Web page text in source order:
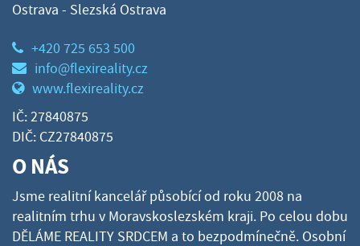
Ostrava - Slezská Ostrava
+420 725 653 500
info@flexireality.cz
www.flexireality.cz
IČ: 27840875
DIČ: CZ27840875
O NÁS
Jsme realitní kancelář působící od roku 2008 na
realitním trhu v Moravskoslezském kraji. Po celou dobu
DĚLÁME REALITY SRDCEM a to bezpodmínečně. Osobní